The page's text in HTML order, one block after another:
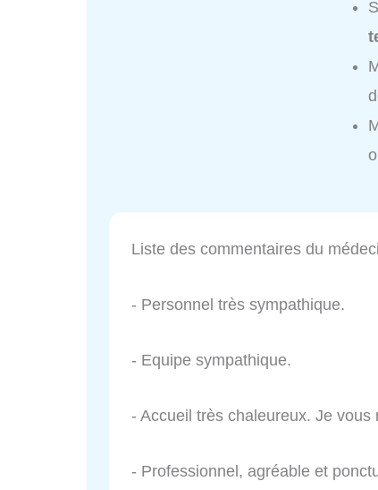
Liste des commentaires du
- Personnel très sympathique.
- Equipe sympathique.
- Accueil très chaleureux. Je
- Professionnel, agréable et